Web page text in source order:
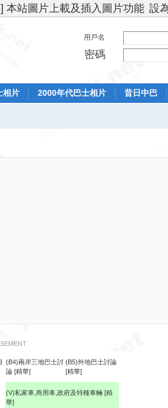
本站圖片上載及插入圖片功能 設
用戶名
密碼
相片 2000年代巴士相片 昔日中巴
(B4)兩岸三地巴士討
論 [精華]
(B5)外地巴士討論
[精華]
(V)私家車,商用車,政府及特種車輛 [精
華]